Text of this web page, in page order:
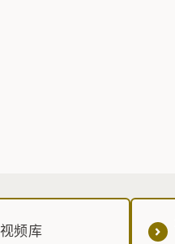
视频库